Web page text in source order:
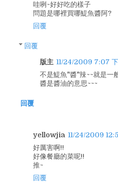
哇咧~好好吃的樣子
問題是哪裡買哪鯷魚醬阿?
回覆
回覆
版主 11/24/2009 7:07
不是鯷魚"醬"辣~~就是一
醬是醬油的意思~~~
回覆
yellowjia 11/24/2009
好厲害啊!!
好像餐廳的菜呢!!
推~
回覆